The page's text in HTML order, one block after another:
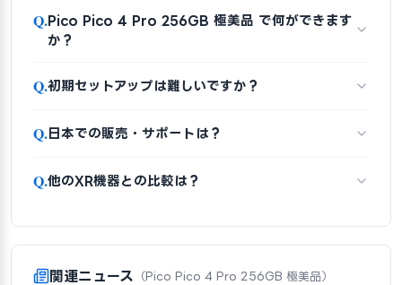
Q.Pico Pico 4 Pro 256GB 極美品 で何ができます
か？
Q.初期セットアップは難しいですか？
Q.日本での販売・サポートは？
Q.他のXR機器との比較は？
関連ニュース （Pico Pico 4 Pro 256GB 極美品）